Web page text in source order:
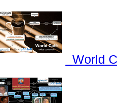
_World